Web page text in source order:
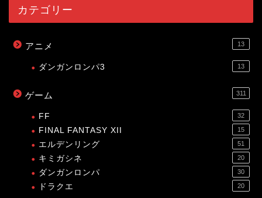
カテゴリー
アニメ 13
ダンガンロンパ3 13
ゲーム 311
FF 32
FINAL FANTASY XII 15
エルデンリング 51
キミガシネ 20
ダンガンロンパ 30
ドラクエ 20